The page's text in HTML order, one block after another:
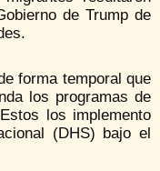
de Trump de
forma temporal que
los programas de
los implemento
(DHS) bajo el